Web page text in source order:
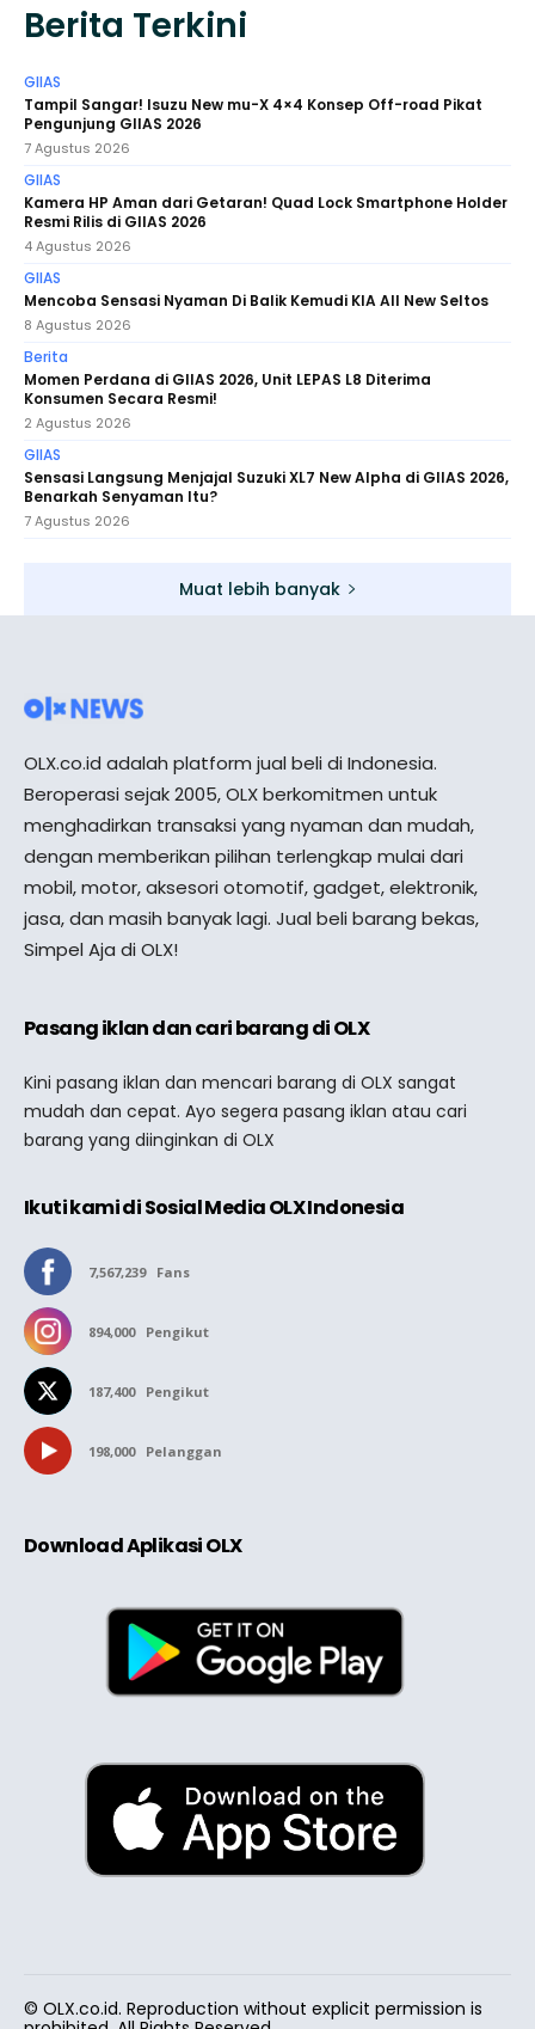
Berita Terkini
GIIAS
Tampil Sangar! Isuzu New mu-X 4×4 Konsep Off-road Pikat
Pengunjung GIIAS 2026
7 Agustus 2026
GIIAS
Kamera HP Aman dari Getaran! Quad Lock Smartphone Holder
Resmi Rilis di GIIAS 2026
4 Agustus 2026
GIIAS
Mencoba Sensasi Nyaman Di Balik Kemudi KIA All New Seltos
8 Agustus 2026
Berita
Momen Perdana di GIIAS 2026, Unit LEPAS L8 Diterima
Konsumen Secara Resmi!
2 Agustus 2026
GIIAS
Sensasi Langsung Menjajal Suzuki XL7 New Alpha di GIIAS 2026,
Benarkah Senyaman Itu?
7 Agustus 2026
Muat lebih banyak
OLX.co.id adalah platform jual beli di Indonesia.
Beroperasi sejak 2005, OLX berkomitmen untuk
menghadirkan transaksi yang nyaman dan mudah,
dengan memberikan pilihan terlengkap mulai dari
mobil, motor, aksesori otomotif, gadget, elektronik,
jasa, dan masih banyak lagi. Jual beli barang bekas,
Simpel Aja di OLX!
Pasang iklan dan cari barang di OLX
Kini pasang iklan dan mencari barang di OLX sangat
mudah dan cepat. Ayo segera pasang iklan atau cari
barang yang diinginkan di OLX
Ikuti kami di Sosial Media OLX Indonesia
7,567,239 Fans
894,000 Pengikut
187,400 Pengikut
198,000 Pelanggan
Download Aplikasi OLX
© OLX.co.id. Reproduction without explicit permission is